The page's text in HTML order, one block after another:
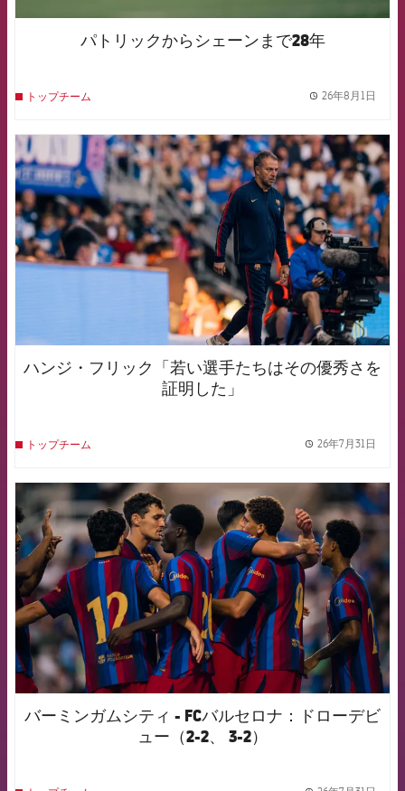
パトリックからシェーンまで28年
トップチーム 26年8月1日
FCB Barcelona badge
ハンジ・フリック「若い選手たちはその優秀さを
証明した」
トップチーム 26年7月31日
FCB Barcelona badge
バーミンガムシティ - FCバルセロナ：ドローデビ
ュー（2-2、 3-2）